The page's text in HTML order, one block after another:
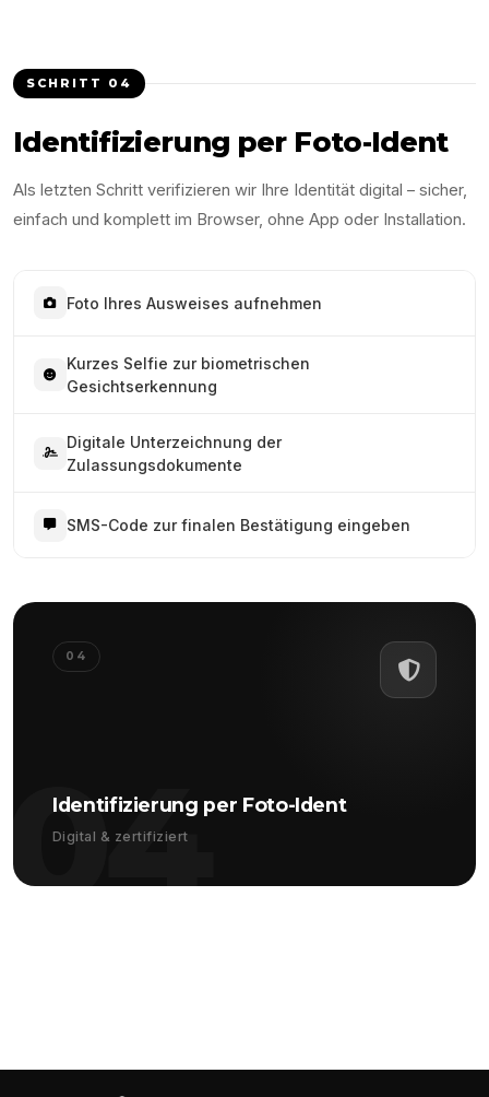
SCHRITT 04
Identifizierung per Foto-Ident
Als letzten Schritt verifizieren wir Ihre Identität digital – sicher,
einfach und komplett im Browser, ohne App oder Installation.
Foto Ihres Ausweises aufnehmen
Kurzes Selfie zur biometrischen
Gesichtserkennung
Digitale Unterzeichnung der
Zulassungsdokumente
SMS-Code zur finalen Bestätigung eingeben
04
04
Identifizierung per Foto-Ident
Digital & zertifiziert